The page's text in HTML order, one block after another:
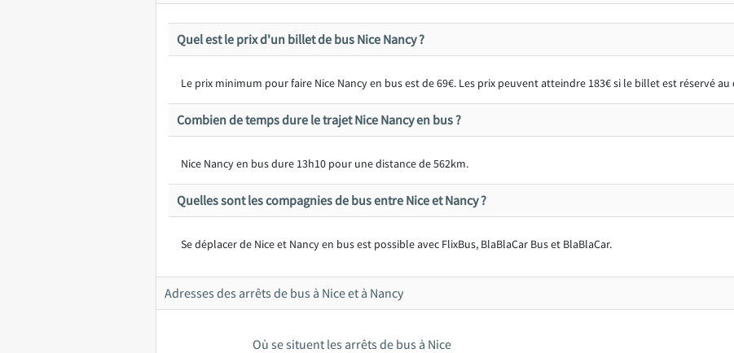
Quel est le prix d'un billet de bus Nice Nancy ?
Le prix minimum pour faire Nice Nancy en bus est de 69€. Les prix peuvent atteindre 183€ si le billet est réservé
Combien de temps dure le trajet Nice Nancy en bus ?
Nice Nancy en bus dure 13h10 pour une distance de 562km.
Quelles sont les compagnies de bus entre Nice et Nancy ?
Se déplacer de Nice et Nancy en bus est possible avec FlixBus, BlaBlaCar Bus et BlaBlaCar.
Adresses des arrêts de bus à Nice et à Nancy
Où se situent les arrêts de bus à Nice